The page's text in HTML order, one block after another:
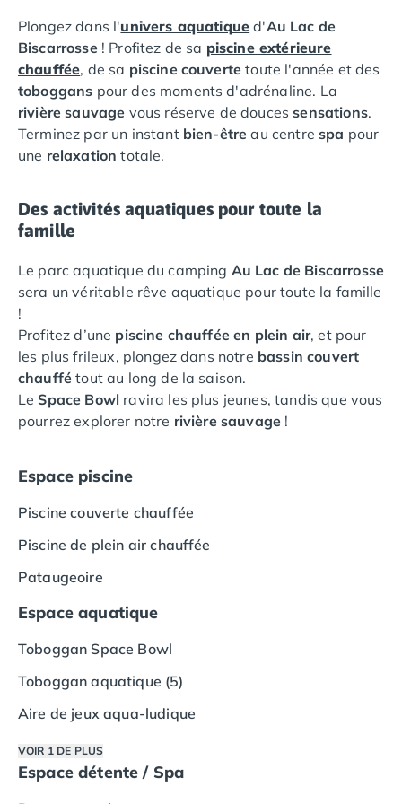
Camping Languedoc-Roussillon
Camping Aude
Camping Gruissan
Camping Narbonne-Plage
Camping Sigean
Camping Gard
Camping Aigues-Mortes
Camping Hérault
Camping Agde
Camping La Grande Motte
Camping Marseillan-Plage
Camping Palavas-les-Flots
Camping Sète
Camping Valras-Plage
Camping Vias-Plage
Camping Pyrénées-Orientales
Camping Canet-en-Roussillon
Camping Le Barcarès
Camping Perpignan
Camping Saint-Cyprien
Camping Limousin
Camping Corrèze
Camping Lorraine
Camping Vosges
Camping Aveyron
Camping Millau
Camping Saint-Amans-des-Cots
Camping Gers
Plongez dans l'univers aquatique d'Au Lac de
Biscarrosse! Profitez de sa piscine extérieure
chauffée, de sa piscine couverte toute l'année et des
toboggans pour des moments d'adrénaline. La
rivière sauvage vous réserve de doucessensations.
Terminez par un instant bien-être au centrespa pour
une relaxation totale.
Des activités aquatiques pour toute la
famille
Le parc aquatique du camping Au Lac de Biscarrosse
sera un véritable rêve aquatique pour toute la famille
!
Profitez d’une piscine chauffée en plein air, et pour
les plus frileux, plongez dans notre bassin couvert
chauffé tout au long de la saison.
LeSpace Bowl ravira les plus jeunes, tandis que vous
pourrez explorer notre rivière sauvage !
Espace piscine
Piscine couverte chauffée
Piscine de plein air chauffée
Pataugeoire
Espace aquatique
Toboggan Space Bowl
Toboggan aquatique (5)
Aire de jeux aqua-ludique
VOIR 1 DE PLUS
Espace détente / Spa